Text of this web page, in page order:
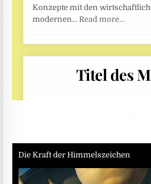
Die Kraft der Himmelszeichen